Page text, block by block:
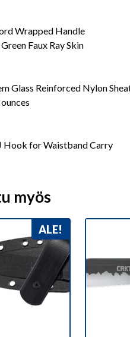
Wrapped Handle
Faux Ray Skin
Glass Reinforced Nylon
Hook for Waistband Carry
myös
ALE!